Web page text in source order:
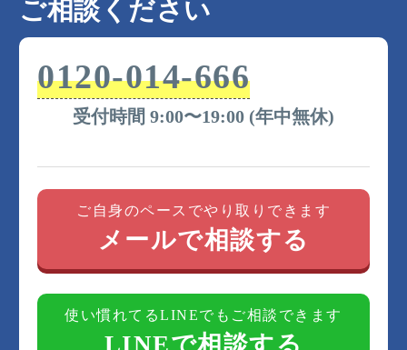
ご相談ください
0120-014-666
受付時間 9:00〜19:00 (年中無休)
ご自身のペースでやり取りできます
メールで相談する
使い慣れてるLINEでもご相談できます